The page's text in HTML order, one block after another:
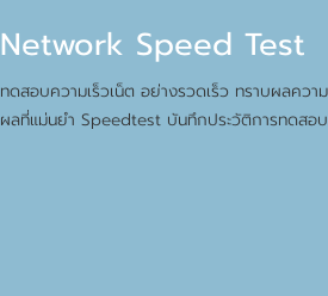
Network Speed Test
ทดสอบความเร็วเน็ต อย่างรวดเร็ว ทราบผลควา
ผลที่แม่นยำ Speedtest บันทึกประวัติการทดสอบ